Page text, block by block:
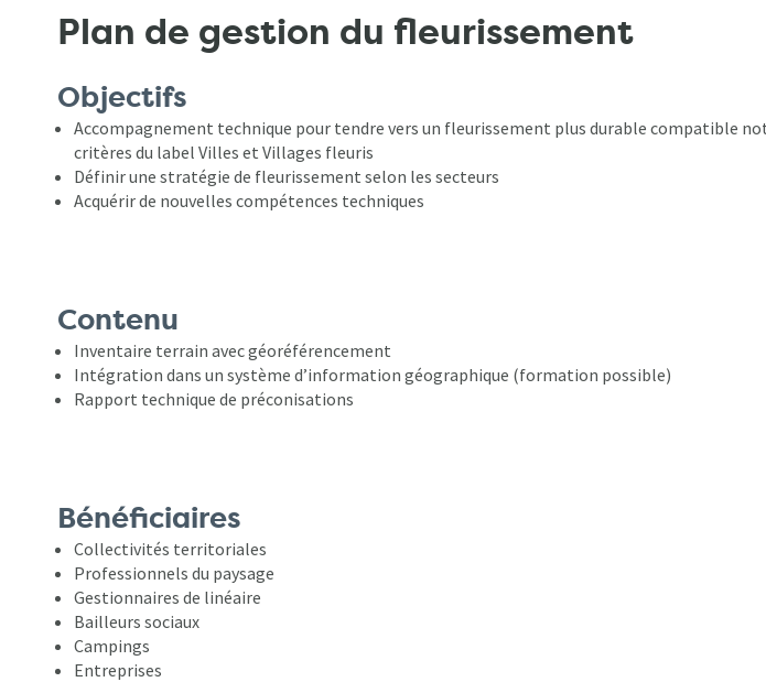
Plan de gestion du fleurissement
Objectifs
Accompagnement technique pour tendre vers un fleurissement plus durable compatible
critères du label Villes et Villages fleuris
Définir une stratégie de fleurissement selon les secteurs
Acquérir de nouvelles compétences techniques
Contenu
Inventaire terrain avec géoréférencement
Intégration dans un système d’information géographique (formation possible)
Rapport technique de préconisations
Bénéficiaires
Collectivités territoriales
Professionnels du paysage
Gestionnaires de linéaire
Bailleurs sociaux
Campings
Entreprises